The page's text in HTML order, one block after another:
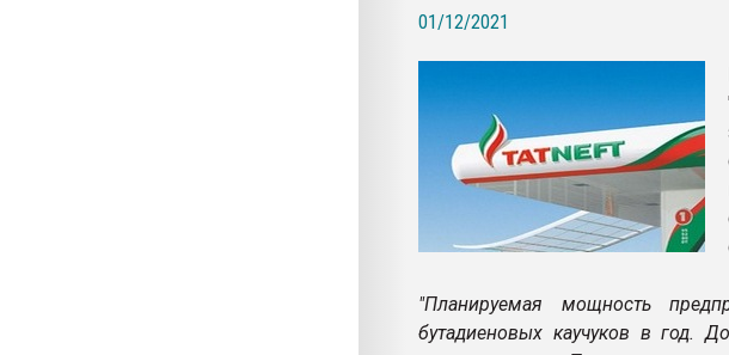
ПЕРЕЙТИ НА ФОРУМ
01/12/2021
"Планируемая мощность
бутадиеновых каучуков в год.